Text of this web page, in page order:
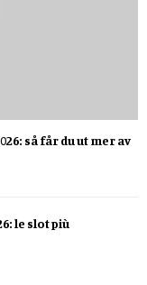
så får du ut mer av
le slot più